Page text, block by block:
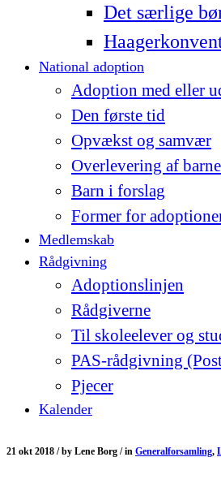
Det særlige
National adoption
Adoption med eller
Den første tid
Opvækst og samvær
Overlevering af
Barn i forslag
Former for
Medlemskab
Rådgivning
Adoptionslinjen
Rådgiverne
Til skoleelever og
PAS-rådgivning
Pjecer
Kalender
21 okt 2018 /by Lene Borg /in Generalforsamling,